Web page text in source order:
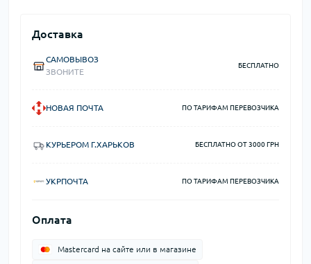
Доставка
САМОВЫВОЗ
ЗВОНИТЕ
БЕСПЛАТНО
НОВАЯ ПОЧТА ПО ТАРИФАМ ПЕРЕВОЗЧИКА
КУРЬЕРОМ Г.ХАРЬКОВ БЕСПЛАТНО ОТ 3000 ГРН
УКРПОЧТА ПО ТАРИФАМ ПЕРЕВОЗЧИКА
Оплата
Mastercard на сайте или в магазине